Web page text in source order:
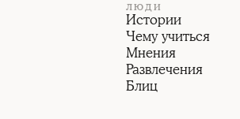
ЛЮДИ
Истории
Чему учиться
Мнения
Развлечения
Блиц